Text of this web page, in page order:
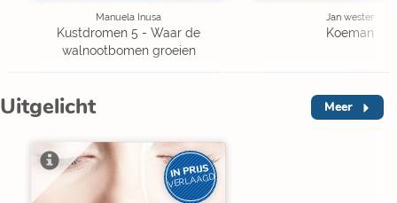
Manuela Inusa
Kustdromen 5 - Waar de
walnootbomen groeien
Jan wester
Koeman
Uitgelicht Meer
IN PRIJS
VERLAAGD